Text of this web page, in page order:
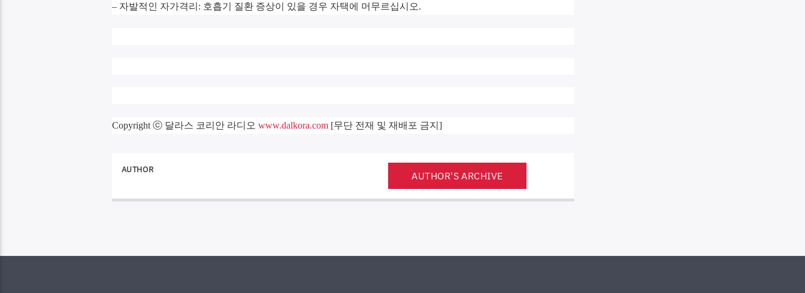
– 자발적인 자가격리: 호흡기 질환 증상이 있을 경우 자택에 머무르십시오.
Copyright ⓒ 달라스 코리안 라디오 www.dalkora.com[무단 전재 및 재배포 금지]
AUTHOR
AUTHOR'S ARCHIVE